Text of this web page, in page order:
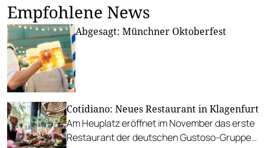
Empfohlene News
Abgesagt: Münchner Oktoberfest
Cotidiano: Neues Restaurant in Klagenfurt
Am Heuplatz eröffnet im November das erste
Restaurant der deutschen Gustoso-Gruppe